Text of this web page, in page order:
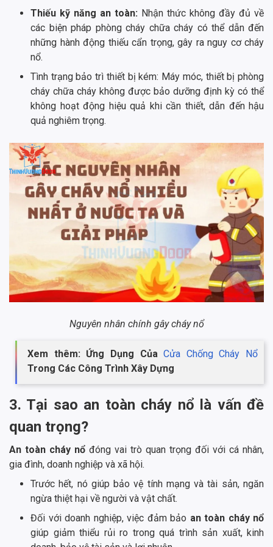
Thiếu kỹ năng an toàn: Nhận thức không đầy đủ về
các biện pháp phòng cháy chữa cháy có thể dẫn đến
những hành động thiếu cẩn trọng, gây ra nguy cơ cháy
nổ.
Tình trạng bảo trì thiết bị kém: Máy móc, thiết bị phòng
cháy chữa cháy không được bảo dưỡng định kỳ có thể
không hoạt động hiệu quả khi cần thiết, dẫn đến hậu
quả nghiêm trọng.
Nguyên nhân chính gây cháy nổ
Xem thêm: Ứng Dụng CủaCửa Chống Cháy Nổ
Trong Các Công Trình Xây Dựng
3. Tại sao an toàn cháy nổ là vấn đề
quan trọng?
An toàn cháy nổ đóng vai trò quan trọng đối với cá nhân,
gia đình, doanh nghiệp và xã hội.
Trước hết, nó giúp bảo vệ tính mạng và tài sản, ngăn
ngừa thiệt hại về người và vật chất.
Đối với doanh nghiệp, việc đảm bảo an toàn cháy nổ
giúp giảm thiểu rủi ro trong quá trình sản xuất, kinh